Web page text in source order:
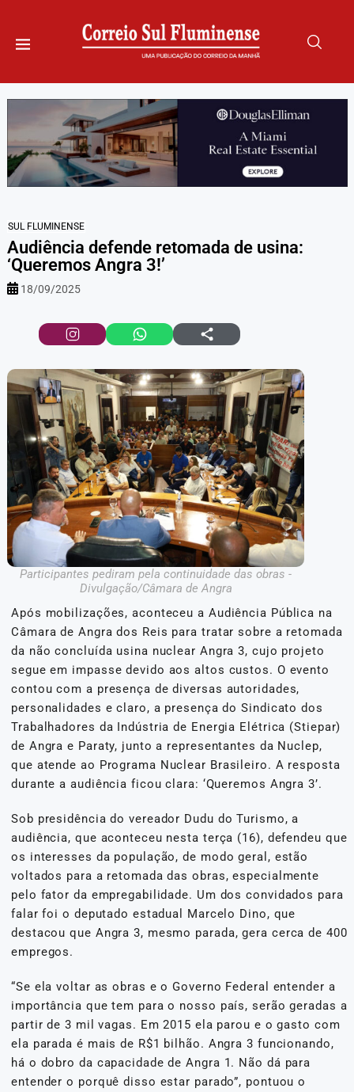
SUL FLUMINENSE
Audiência defende retomada de usina:
‘Queremos Angra 3!’
18/09/2025
Participantes pediram pela continuidade das obras -
Divulgação/Câmara de Angra
Após mobilizações, aconteceu a Audiência Pública na
Câmara de Angra dos Reis para tratar sobre a retomada
da não concluída usina nuclear Angra 3, cujo projeto
segue em impasse devido aos altos custos. O evento
contou com a presença de diversas autoridades,
personalidades e claro, a presença do Sindicato dos
Trabalhadores da Indústria de Energia Elétrica (Stiepar)
de Angra e Paraty, junto a representantes da Nuclep,
que atende ao Programa Nuclear Brasileiro. A resposta
durante a audiência ficou clara: ‘Queremos Angra 3’.
Sob presidência do vereador Dudu do Turismo, a
audiência, que aconteceu nesta terça (16), defendeu que
os interesses da população, de modo geral, estão
voltados para a retomada das obras, especialmente
pelo fator da empregabilidade. Um dos convidados para
falar foi o deputado estadual Marcelo Dino, que
destacou que Angra 3, mesmo parada, gera cerca de 400
empregos.
“Se ela voltar as obras e o Governo Federal entender a
importância que tem para o nosso país, serão geradas a
partir de 3 mil vagas. Em 2015 ela parou e o gasto com
ela parada é mais de R$1 bilhão. Angra 3 funcionando,
há o dobro da capacidade de Angra 1. Não dá para
entender o porquê disso estar parado”, pontuou o